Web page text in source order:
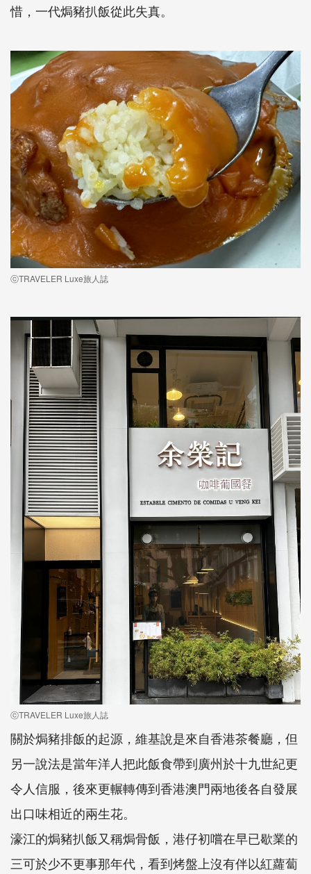
惜，一代焗豬扒飯從此失真。
ⓒTRAVELER Luxe旅人誌
ⓒTRAVELER Luxe旅人誌
關於焗豬排飯的起源，維基說是來自香港茶餐廳，但
另一說法是當年洋人把此飯食帶到廣州於十九世紀更
令人信服，後來更輾轉傳到香港澳門兩地後各自發展
出口味相近的兩生花。
濠江的焗豬扒飯又稱焗骨飯，港仔初嚐在早已歇業的
三可於少不更事那年代，看到烤盤上沒有伴以紅蘿蔔